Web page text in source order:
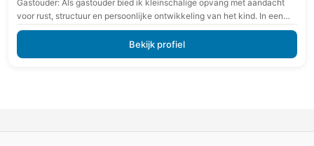
Gastouder: Als gastouder bied ik kleinschalige opvang met aandacht
voor rust, structuur en persoonlijke ontwikkeling van het kind. In een
veilige en vertrouwde omgeving krijgt…
Bekijk profiel